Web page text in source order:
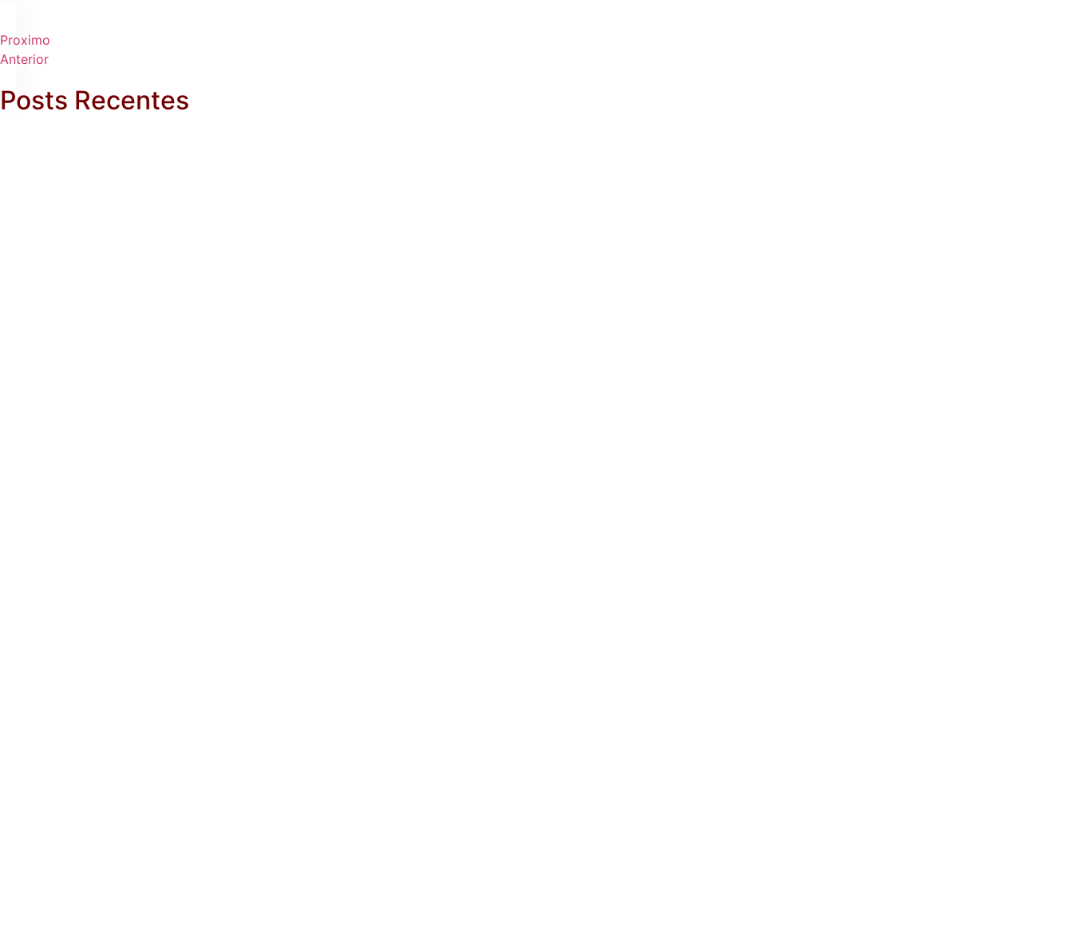
Proximo
Anterior
Posts Recentes